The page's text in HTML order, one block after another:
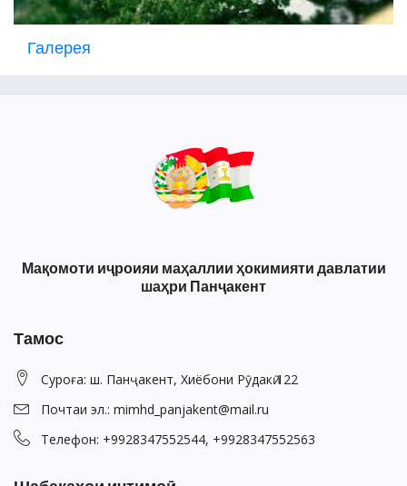
Галерея
Мақомоти иҷроияи маҳаллии ҳокимияти давлатии
шаҳри Панҷакент
Тамос
Суроға: ш. Панҷакент, Хиёбони Рӯдакӣ 122
Почтаи эл.: mimhd_panjakent@mail.ru
Телефон: +9928347552544, +9928347552563